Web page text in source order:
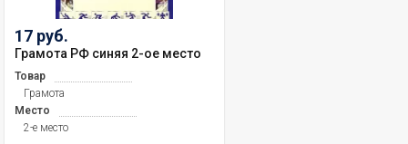
17 руб.
Грамота РФ синяя 2-ое место
Товар
Грамота
Место
2-е место